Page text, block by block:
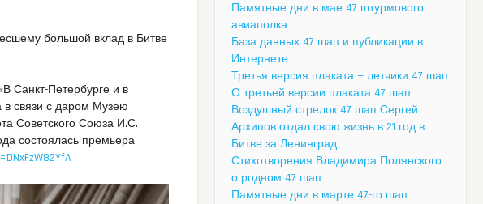
большой вклад в Битве
Санкт-Петербурге и в
связи с даром Музею
Советского Союза И.С.
состоялась премьера
Памятные дни в мае 47 штурмового
авиаполка
База данных 47 шап и публикации в
Интернете
Третья версия плаката — летчики 47 шап
О третьей версии плаката 47 шап
Воздушный стрелок 47 шап Сергей
Архипов отдал свою жизнь в 21 год в
Битве за Ленинград
Стихотворения Владимира Полянского
о родном 47 шап
Памятные дни в марте 47-го шап